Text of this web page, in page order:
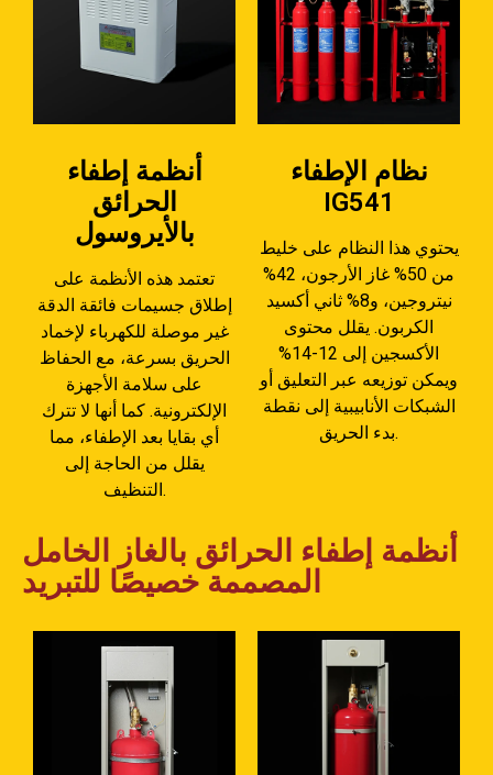
أنظمة إطفاء
الحرائق
بالأيروسول
تعتمد هذه الأنظمة على
إطلاق جسيمات فائقة الدقة
غير موصلة للكهرباء لإخماد
الحريق بسرعة، مع الحفاظ
على سلامة الأجهزة
الإلكترونية. كما أنها لا تترك
أي بقايا بعد الإطفاء، مما
يقلل من الحاجة إلى
التنظيف.
نظام الإطفاء
IG541
يحتوي هذا النظام على خليط
من 50% غاز الأرجون، 42%
نيتروجين، و8% ثاني أكسيد
الكربون. يقلل محتوى
الأكسجين إلى 12-14%
ويمكن توزيعه عبر التعليق أو
الشبكات الأنابيبية إلى نقطة
بدء الحريق.
أنظمة إطفاء الحرائق بالغاز الخامل
المصممة خصيصًا للتبريد